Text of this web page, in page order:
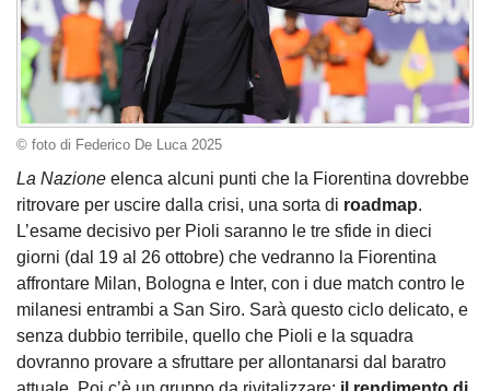
© foto di Federico De Luca 2025
La Nazione elenca alcuni punti che la Fiorentina dovrebbe
ritrovare per uscire dalla crisi, una sorta di roadmap.
L’esame decisivo per Pioli saranno le tre sfide in dieci
giorni (dal 19 al 26 ottobre) che vedranno la Fiorentina
affrontare Milan, Bologna e Inter, con i due match contro le
milanesi entrambi a San Siro. Sarà questo ciclo delicato, e
senza dubbio terribile, quello che Pioli e la squadra
dovranno provare a sfruttare per allontanarsi dal baratro